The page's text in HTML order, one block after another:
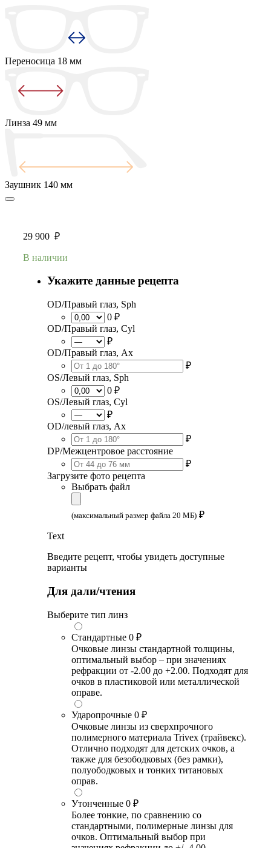
Переносица 18 мм
Линза 49 мм
Заушник 140 мм
29 900 ₽
В наличии
Укажите данные рецепта
OD/Правый глаз, Sph
0 ₽
OD/Правый глаз, Cyl
₽
OD/Правый глаз, Ax
₽
OS/Левый глаз, Sph
0 ₽
OS/Левый глаз, Cyl
₽
OD/левый глаз, Ax
₽
DP/Межцентровое расстояние
₽
Загрузите фото рецепта
Выбрать файл
(максимальный размер файла 20 МБ) ₽
Text
Введите рецепт, чтобы увидеть доступные
варианты
Для дали/чтения
Выберите тип линз
Стандартные 0 ₽
Очковые линзы стандартной толщины,
оптимальный выбор – при значениях
рефракции от -2.00 до +2.00. Подходят для
очков в пластиковой или металлической
оправе.
Ударопрочные 0 ₽
Очковые линзы из сверхпрочного
полимерного материала Trivex (трайвекс).
Отлично подходят для детских очков, а
также для безободковых (без рамки),
полуободковых и тонких титановых
оправ.
Утонченные 0 ₽
Более тонкие, по сравнению со
стандартными, полимерные линзы для
очков. Оптимальный выбор при